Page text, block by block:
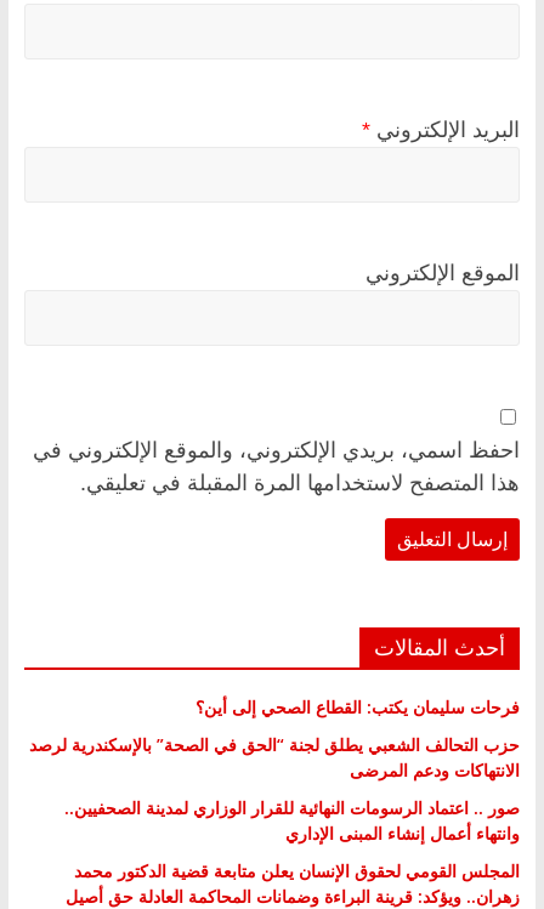
البريد الإلكتروني *
الموقع الإلكتروني
احفظ اسمي، بريدي الإلكتروني، والموقع الإلكتروني في
هذا المتصفح لاستخدامها المرة المقبلة في تعليقي.
أحدث المقالات
فرحات سليمان يكتب: القطاع الصحي إلى أين؟
حزب التحالف الشعبي يطلق لجنة “الحق في الصحة” بالإسكندرية لرصد
الانتهاكات ودعم المرضى
صور .. اعتماد الرسومات النهائية للقرار الوزاري لمدينة الصحفيين..
وانتهاء أعمال إنشاء المبنى الإداري
المجلس القومي لحقوق الإنسان يعلن متابعة قضية الدكتور محمد
زهران.. ويؤكد: قرينة البراءة وضمانات المحاكمة العادلة حق أصيل